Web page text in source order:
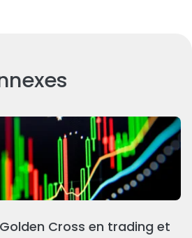
Cross en trading et